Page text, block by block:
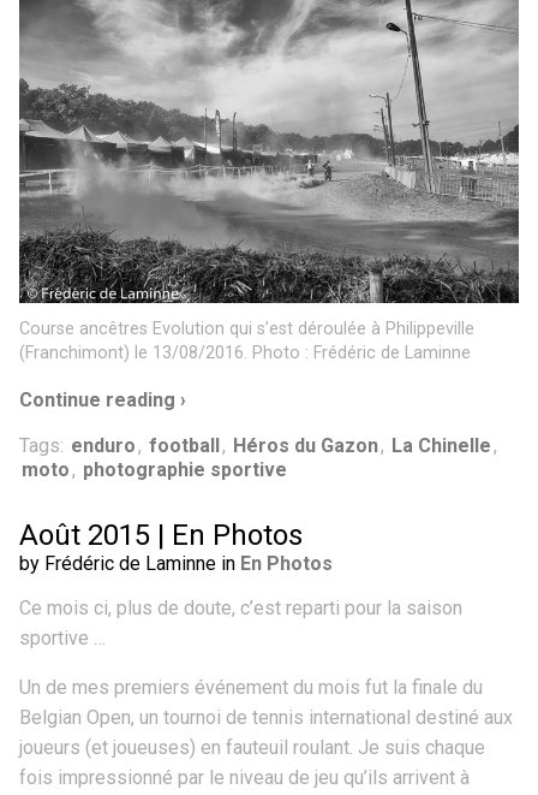
Course ancêtres Evolution qui s’est déroulée à Philippeville
(Franchimont) le 13/08/2016. Photo : Frédéric de Laminne
Continue reading ›
Tags: enduro, football , Héros du Gazon, La Chinelle,
moto, photographie sportive
Août 2015 | En Photos
by Frédéric de Laminne in En Photos
Ce mois ci, plus de doute, c’est reparti pour la saison
sportive …
Un de mes premiers événement du mois fut la finale du
Belgian Open, un tournoi de tennis international destiné aux
joueurs (et joueuses) en fauteuil roulant. Je suis chaque
fois impressionné par le niveau de jeu qu’ils arrivent à